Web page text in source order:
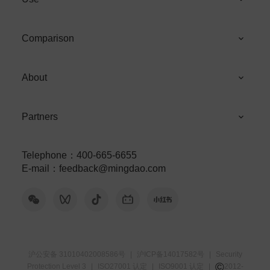
Comparison
About
Partners
Telephone ： 400-665-6655
E-mail
： feedback@mingdao.com
©